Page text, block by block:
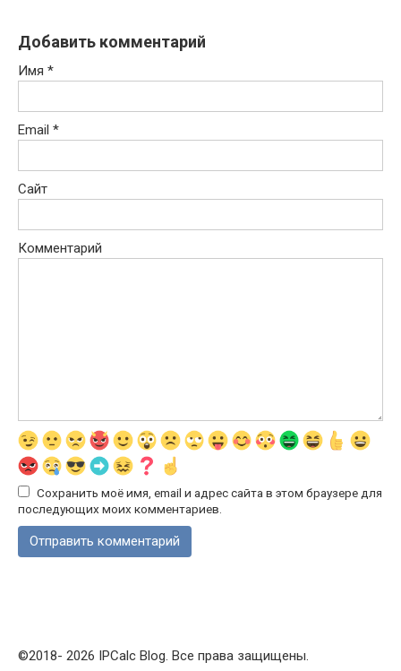
Добавить комментарий
Имя *
Email *
Сайт
Комментарий
Сохранить моё имя, email и адрес сайта в этом браузере для
последующих моих комментариев.
©2018- 2026 IPCalc Blog. Все права защищены.